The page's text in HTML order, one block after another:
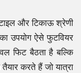
और टिकाऊ श्रेणी
उपयोग ऐसे फुटवियर
फिट बैठता है बल्कि
करते हैं जो यात्रा